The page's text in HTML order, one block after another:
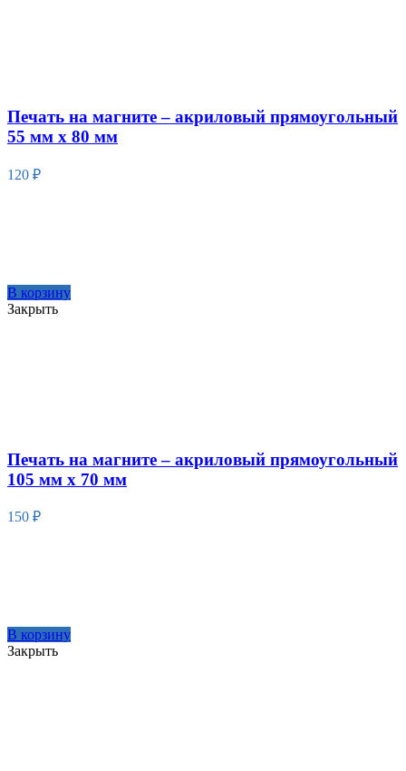
В корзину
Закрыть
Печать на магните – акриловый прямоугольный
55 мм х 80 мм
120 ₽
В корзину
Закрыть
Печать на магните – акриловый прямоугольный
105 мм х 70 мм
150 ₽